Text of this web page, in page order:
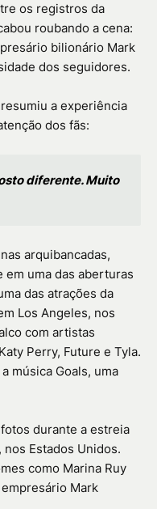
os registros da
roubando a cena:
bilionário Mark
dos seguidores.
a experiência
dos fãs:
diferente. Muito
arquibancadas,
em uma das aberturas
das atrações da
Los Angeles, nos
com artistas
Perry, Future e Tyla.
música Goals, uma
durante a estreia
Estados Unidos.
como Marina Ruy
Mark